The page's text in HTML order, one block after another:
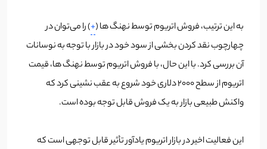
به این ترتیب، فروش اتریوم توسط نهنگ ها (+) را می‌توان در
چهارچوب نقد کردن بخشی از سود خود در بازار با توجه به نوسانات
آن بررسی کرد. با این حال، با فروش اتریوم توسط نهنگ ها، قیمت
اتریوم از سطح 2000 دلاری خود شروع به عقب نشینی کرد که
واکنش طبیعی بازار به یک فروش قابل توجه بوده است.
این فعالیت اخیر در بازار اتریوم یادآور تأثیر قابل توجهی است که